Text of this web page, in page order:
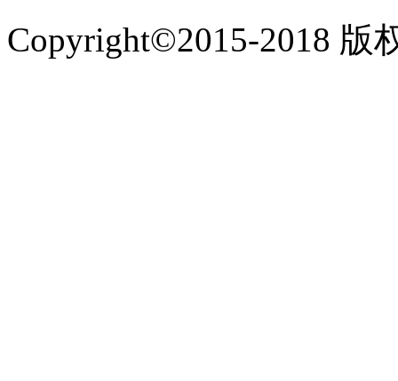
Copyright©2015-2018 版